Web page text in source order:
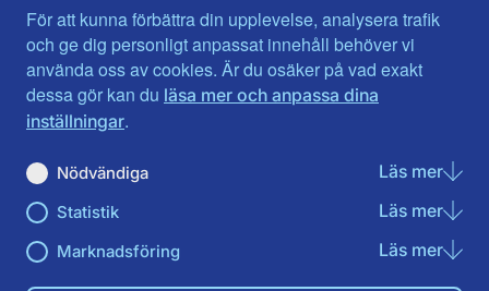
För att kunna förbättra din upplevelse, analysera trafik
och ge dig personligt anpassat innehåll behöver vi
använda oss av cookies. Är du osäker på vad exakt
dessa gör kan du läsa mer och anpassa dina
inställningar.
Nödvändiga Läs merom
Statistik Läs merom
Marknadsföring Läs merom
Jämtlands län
Jönköpings län
Kalmar län
Kronobergs län
Norrbotten
Skåne län
Västra Götaland
Västernorrland
Västmanland
Örebro län
Östergötland
Du hittar oss här på sociala medier
Facebook
Instagram